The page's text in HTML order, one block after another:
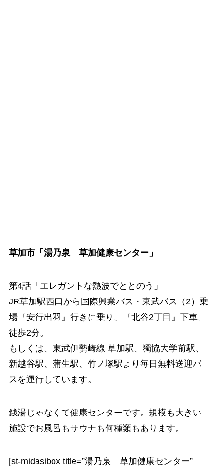
草加市「湯乃泉 草加健康センター」
第4話「エレガントな熱波でととのう」
JR草加駅西口から国際興業バス・東武バス（2）乗
場『安行出羽』行きに乗り、『北谷2丁目』下車、
徒歩2分。
もしくは、東武伊勢崎線 草加駅、獨協大学前駅、
新越谷駅、蒲生駅、竹ノ塚駅より毎日無料送迎バ
スを運行しています。
銭湯じゃなくて健康センターです。規模も大きい
施設でお風呂もサウナも何種類もあります。
[st-midasibox title=”湯乃泉 草加健康センター”